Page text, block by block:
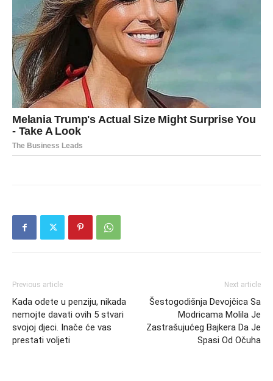
Previous article
Kada odete u penziju, nikada
nemojte davati ovih 5 stvari
svojoj djeci. Inače će vas
prestati voljeti
Next article
Šestogodišnja Devojčica Sa
Modricama Molila Je
Zastrašujućeg Bajkera Da Je
Spasi Od Očuha